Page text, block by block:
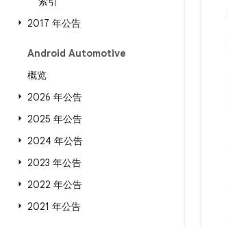
2017 年公告
Android Automotive
概览
2026 年公告
2025 年公告
2024 年公告
2023 年公告
2022 年公告
2021 年公告